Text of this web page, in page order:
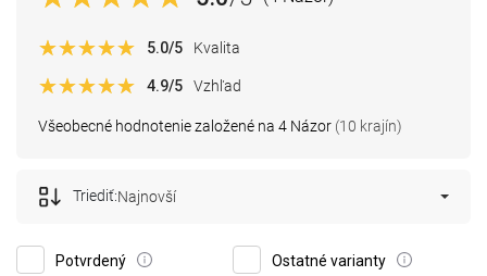
Všeobecné hodnotenie založené na 4 Názor (10 krajín)
5.0/5 Kvalita
4.9/5 Vzhľad
Potvrdený Ostatné varianty
Triediť:Najnovší